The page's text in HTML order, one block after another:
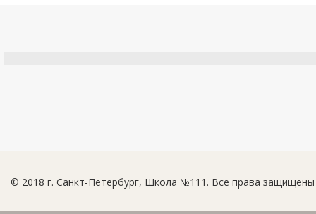
© 2018 г. Санкт-Петербург, Школа №111. Все права защищены